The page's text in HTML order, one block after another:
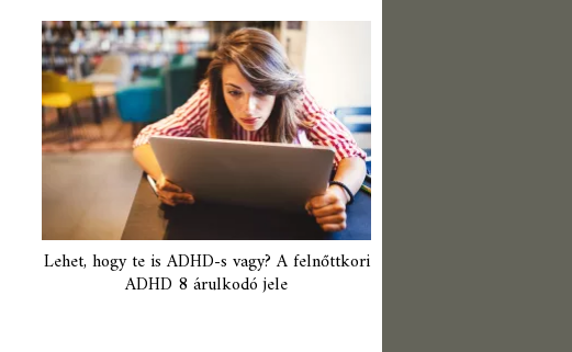
Lehet, hogy te is ADHD-s vagy? A felnőttkori
ADHD 8 árulkodó jele